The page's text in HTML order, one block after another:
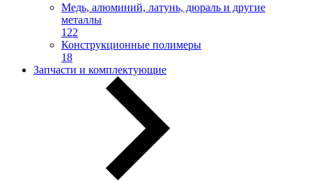
Медь, алюминий, латунь, дюраль и другие
металлы
122
Конструкционные полимеры
18
Запчасти и комплектующие